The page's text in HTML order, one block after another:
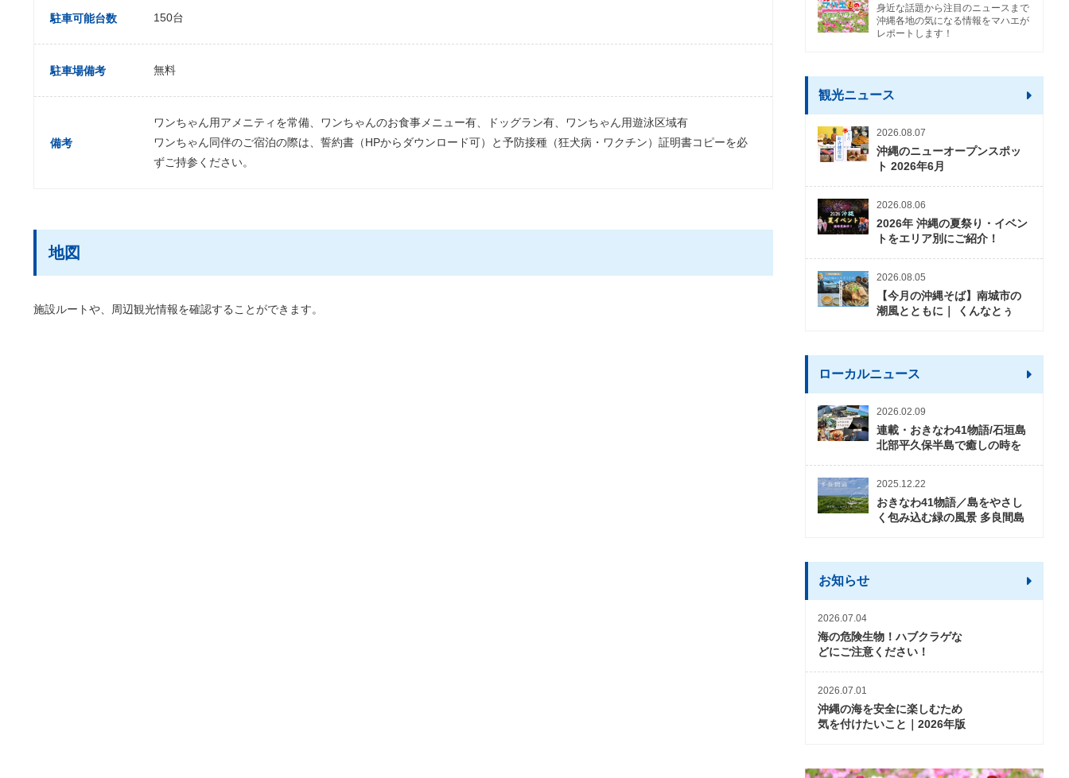
駐車可能台数 150台
駐車場備考 無料
備考
ワンちゃん用アメニティを常備、ワンちゃんのお食事メニュー有、ドッグラン有、ワンちゃん用遊泳区域有
ワンちゃん同伴のご宿泊の際は、誓約書（HPからダウンロード可）と予防接種（狂犬病・ワクチン）証明書コピーを必
ずご持参ください。
地図
施設ルートや、周辺観光情報を確認することができます。
身近な話題から注目のニュースまで
沖縄各地の気になる情報をマハエが
レポートします！
観光ニュース
2026.08.07
沖縄のニューオープンスポッ
ト 2026年6月
2026.08.06
2026年 沖縄の夏祭り・イベン
トをエリア別にご紹介！
2026.08.05
【今月の沖縄そば】南城市の
潮風とともに｜ くんなとぅ
ローカルニュース
2026.02.09
連載・おきなわ41物語/石垣島
北部平久保半島で癒しの時を
2025.12.22
おきなわ41物語／島をやさし
く包み込む緑の風景 多良間島
お知らせ
2026.07.04
海の危険生物！ハブクラゲな
どにご注意ください！
2026.07.01
沖縄の海を安全に楽しむため
気を付けたいこと｜2026年版